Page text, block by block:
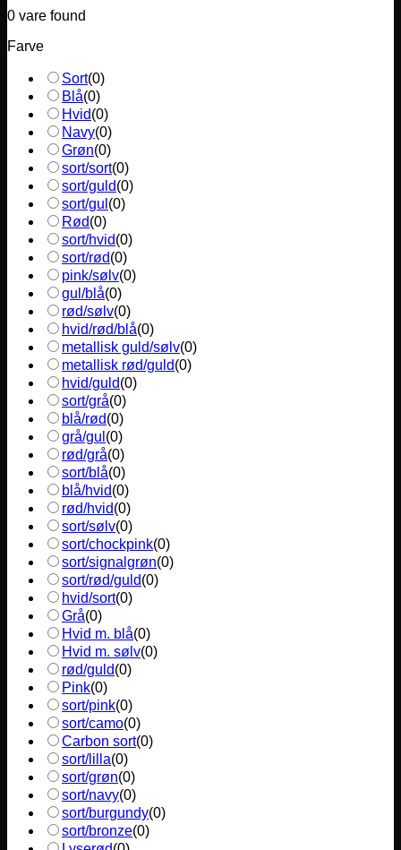
0 vare found
Farve
Sort(0)
Blå(0)
Hvid(0)
Navy(0)
Grøn(0)
sort/sort(0)
sort/guld(0)
sort/gul (0)
Rød(0)
sort/hvid(0)
sort/rød(0)
pink/sølv(0)
gul/blå(0)
rød/sølv(0)
hvid/rød/blå(0)
metallisk guld/sølv(0)
metallisk rød/guld(0)
hvid/guld(0)
sort/grå(0)
blå/rød(0)
grå/gul (0)
rød/grå(0)
sort/blå(0)
blå/hvid(0)
rød/hvid(0)
sort/sølv(0)
sort/chockpink(0)
sort/signalgrøn(0)
sort/rød/guld(0)
hvid/sort(0)
Grå(0)
Hvid m. blå(0)
Hvid m. sølv(0)
rød/guld(0)
Pink(0)
sort/pink(0)
sort/camo(0)
Carbon sort(0)
sort/lilla(0)
sort/grøn(0)
sort/navy(0)
sort/burgundy(0)
sort/bronze(0)